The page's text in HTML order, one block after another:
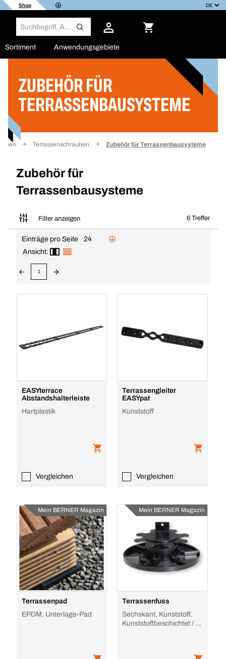
Shop
Sortiment Anwendungsgebiete
ZUBEHÖR FÜR
TERRASSENBAUSYSTEME
Terrassenschrauben Zubehör für Terrassenbausysteme
Zubehör für
Terrassenbausysteme
Filter anzeigen 6 Treffer
Filter
Einträge pro Seite
24
Ansicht:
1
EASYterrace
Abstandshalterleiste
Hartplastik
Vergleichen
Terrassengleiter
EASYpat
Kunststoff
Vergleichen
Mein BERNER Magazin
Terrassenpad
EPDM, Unterlage-Pad
Mein BERNER Magazin
Terrassenfuss
Sechskant, Kunststoff,
Kunststoffbeschichtet / -